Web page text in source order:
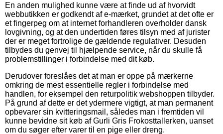
En anden mulighed kunne være at finde ud af hvorvidt
webbutikken er godkendt af e-mærket, grundet at det ofte er
et fingerpeg om at internet forhandleren overholder dansk
lovgivning, og at den undertiden føres tilsyn med af jurister
der er meget fortrolige de gældende regulativer. Desuden
tilbydes du genvej til hjælpende service, når du skulle få
problemstillinger i forbindelse med dit køb.
Derudover foreslåes det at man er oppe på mærkerne
omkring de mest essentielle regler i forbindelse med
handlen, for eksempel den returpolitik webshoppen tilbyder.
På grund af dette er det ydermere vigtigt, at man permanent
opbevarer sin kvitteringsmail, således man i fremtiden vil
kunne bevidne sit køb af Gurli Gris Frokosttallerken, uanset
om du søger efter varer til en pige eller dreng.